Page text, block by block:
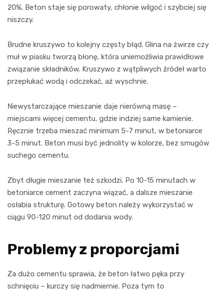
20%. Beton staje się porowaty, chłonie wilgoć i szybciej się
niszczy.
Brudne kruszywo to kolejny częsty błąd. Glina na żwirze czy
muł w piasku tworzą błonę, która uniemożliwia prawidłowe
związanie składników. Kruszywo z wątpliwych źródeł warto
przepłukać wodą i odczekać, aż wyschnie.
Niewystarczające mieszanie daje nierówną masę –
miejscami więcej cementu, gdzie indziej same kamienie.
Ręcznie trzeba mieszać minimum 5-7 minut, w betoniarce
3-5 minut. Beton musi być jednolity w kolorze, bez smugów
suchego cementu.
Zbyt długie mieszanie też szkodzi. Po 10-15 minutach w
betoniarce cement zaczyna wiązać, a dalsze mieszanie
osłabia strukturę. Gotowy beton należy wykorzystać w
ciągu 90-120 minut od dodania wody.
Problemy z proporcjami
Za dużo cementu sprawia, że beton łatwo pęka przy
schnięciu – kurczy się nadmiernie. Poza tym to